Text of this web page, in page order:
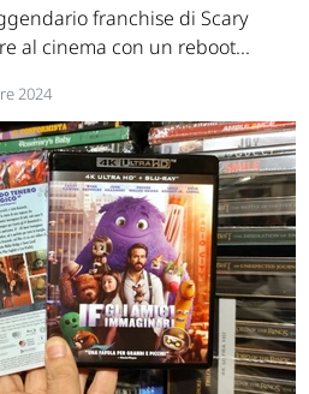
franchise di Scary
al cinema con un reboot...
2024